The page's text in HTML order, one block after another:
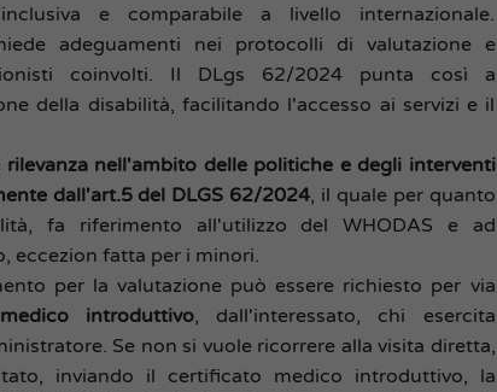
e comparabile a livello internazionale.
adeguamenti nei protocolli di valutazione e
coinvolti. Il DLgs 62/2024 punta così a
della disabilità, facilitando l'accesso ai servizi e il
nell'ambito delle politiche e degli interventi
dall'art.5 del DLGS 62/2024, il quale per quanto
fa riferimento all'utilizzo del WHODAS e ad
eccezion fatta per i minori.
per la valutazione può essere richiesto per via
introduttivo, dall'interessato, chi esercita
Se non si vuole ricorrere alla visita diretta,
inviando il certificato medico introduttivo, la